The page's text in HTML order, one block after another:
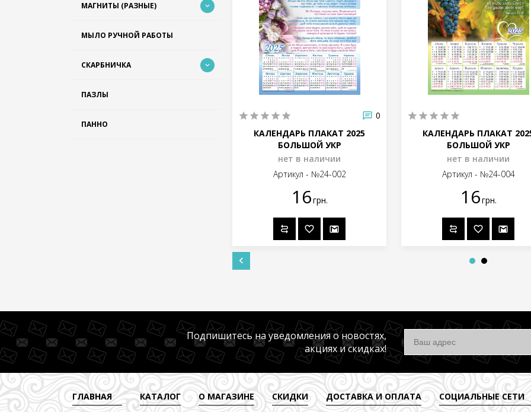
МАГНИТЫ (РАЗНЫЕ)
МЫЛО РУЧНОЙ РАБОТЫ
СКАРБНИЧКА
ПАЗЛЫ
ПАННО
0
КАЛЕНДАРЬ ПЛАКАТ 2025
БОЛЬШОЙ УКР
нет в наличии
Артикул - №24-002
16грн.
КАЛЕНДАРЬ ПЛАКАТ
БОЛЬШОЙ УКР
нет в наличии
Артикул - №24-004
16грн.
Подпишитесь на уведомления о новостях,
акциях и скидках!
ГЛАВНАЯ КАТАЛОГ О МАГАЗИНЕ СКИДКИ ДОСТАВКА И ОПЛАТА СОЦИАЛЬНЫЕ СЕТИ